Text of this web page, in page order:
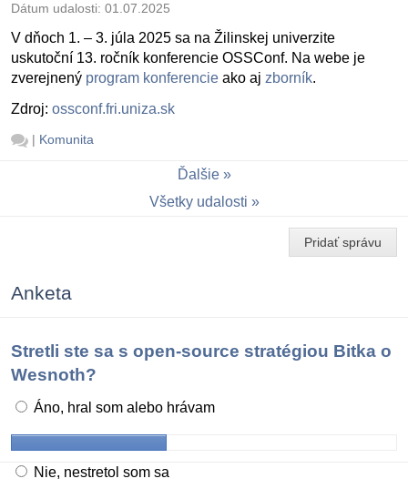
Dátum udalosti: 01.07.2025
V dňoch 1. – 3. júla 2025 sa na Žilinskej univerzite
uskutoční 13. ročník konferencie OSSConf. Na webe je
zverejnený program konferencie ako aj zborník.
Zdroj: ossconf.fri.uniza.sk
| Komunita
Ďalšie
Všetky udalosti
Pridať správu
Anketa
Stretli ste sa s open-source stratégiou Bitka o
Wesnoth?
Áno, hral som alebo hrávam
Nie, nestretol som sa